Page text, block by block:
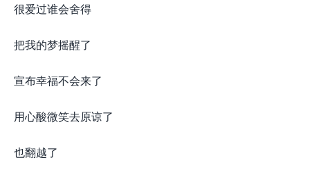
很爱过谁会舍得
把我的梦摇醒了
宣布幸福不会来了
用心酸微笑去原谅了
也翻越了